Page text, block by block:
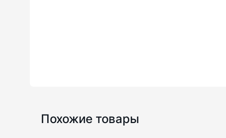
Похожие товары